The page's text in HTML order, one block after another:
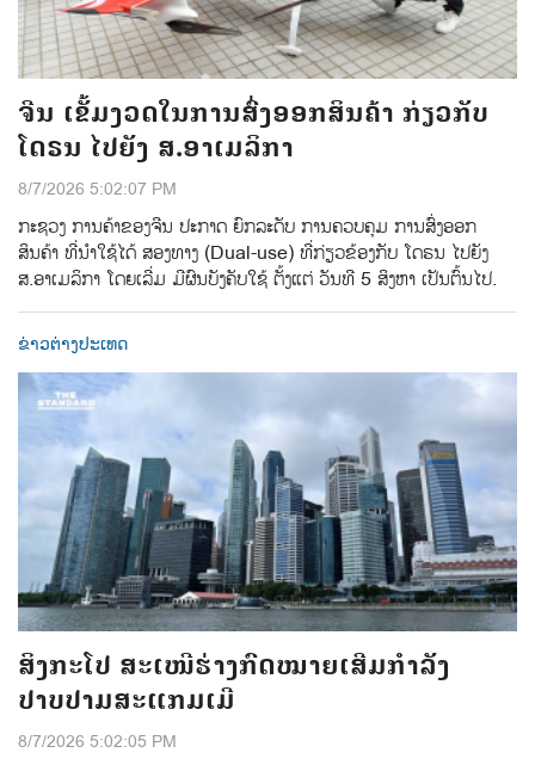
ຈີນ ເຂັ້ມງວດໃນການສົ່ງອອກສິນຄ້າ ກ່ຽວກັບ
ໂດຣນ ໄປຍັງ ສ.ອາເມລິກາ
8/7/2026 5:02:07 PM
ກະຊວງ ການຄ້າຂອງຈີນ ປະກາດ ຍົກລະດັບ ການຄວບຄຸມ ການສົ່ງອອກ
ສິນຄ້າ ທີ່ນຳໃຊ້ໄດ້ ສອງທາງ (Dual-use) ທີ່ກ່ຽວຂ້ອງກັບ ໂດຣນ ໄປຍັງ
ສ.ອາເມລິກາ ໂດຍເລີ່ມ ມີຜົນບັງຄັບໃຊ້ ຕັ້ງແຕ່ ວັນທີ 5 ສິງຫາ ເປັນຕົ້ນໄປ.
ຂ່າວຕ່າງປະເທດ
ສິງກະໂປ ສະເໜີຮ່າງກົດໝາຍເສີມກຳລັງ
ປາບປາມສະແກມເມີ
8/7/2026 5:02:05 PM